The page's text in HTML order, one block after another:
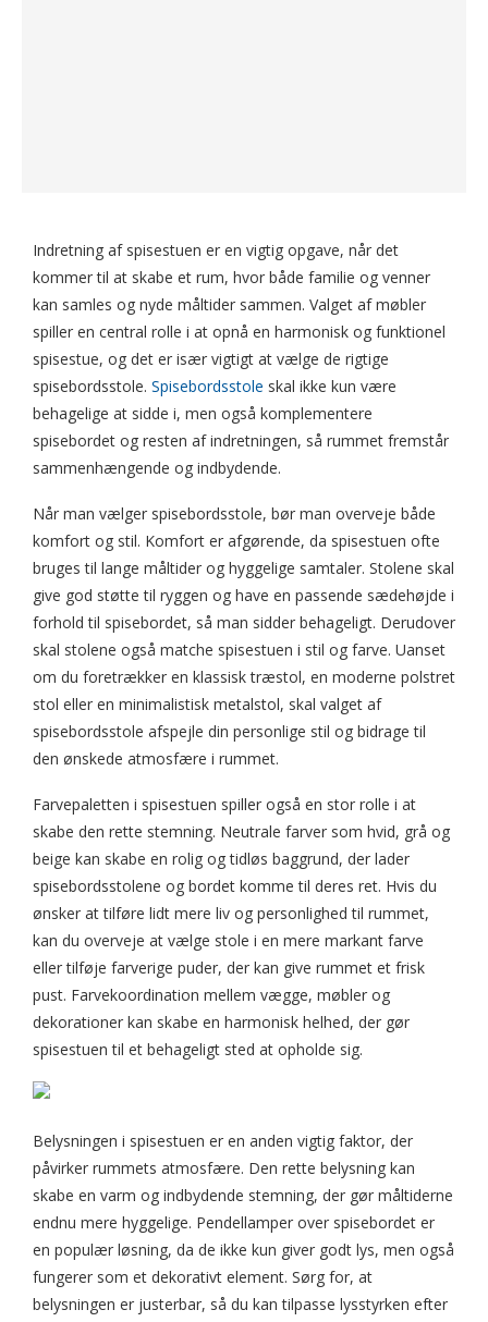
Indretning af spisestuen er en vigtig opgave, når det
kommer til at skabe et rum, hvor både familie og venner
kan samles og nyde måltider sammen. Valget af møbler
spiller en central rolle i at opnå en harmonisk og funktionel
spisestue, og det er især vigtigt at vælge de rigtige
spisebordsstole. Spisebordsstole skal ikke kun være
behagelige at sidde i, men også komplementere
spisebordet og resten af indretningen, så rummet fremstår
sammenhængende og indbydende.
Når man vælger spisebordsstole, bør man overveje både
komfort og stil. Komfort er afgørende, da spisestuen ofte
bruges til lange måltider og hyggelige samtaler. Stolene skal
give god støtte til ryggen og have en passende sædehøjde i
forhold til spisebordet, så man sidder behageligt. Derudover
skal stolene også matche spisestuen i stil og farve. Uanset
om du foretrækker en klassisk træstol, en moderne polstret
stol eller en minimalistisk metalstol, skal valget af
spisebordsstole afspejle din personlige stil og bidrage til
den ønskede atmosfære i rummet.
Farvepaletten i spisestuen spiller også en stor rolle i at
skabe den rette stemning. Neutrale farver som hvid, grå og
beige kan skabe en rolig og tidløs baggrund, der lader
spisebordsstolene og bordet komme til deres ret. Hvis du
ønsker at tilføre lidt mere liv og personlighed til rummet,
kan du overveje at vælge stole i en mere markant farve
eller tilføje farverige puder, der kan give rummet et frisk
pust. Farvekoordination mellem vægge, møbler og
dekorationer kan skabe en harmonisk helhed, der gør
spisestuen til et behageligt sted at opholde sig.
Belysningen i spisestuen er en anden vigtig faktor, der
påvirker rummets atmosfære. Den rette belysning kan
skabe en varm og indbydende stemning, der gør måltiderne
endnu mere hyggelige. Pendellamper over spisebordet er
en populær løsning, da de ikke kun giver godt lys, men også
fungerer som et dekorativt element. Sørg for, at
belysningen er justerbar, så du kan tilpasse lysstyrken efter